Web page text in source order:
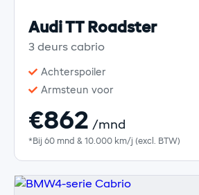
Audi TT Roadster
3 deurs cabrio
Achterspoiler
Armsteun voor
€862 /mnd
*Bij 60 mnd & 10.000 km/j (excl. BTW)